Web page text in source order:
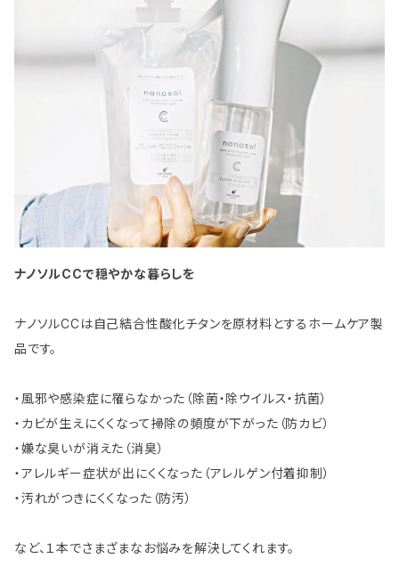
ナノソルCCで穏やかな暮らしを
ナノソルCCは自己結合性酸化チタンを原材料とするホームケア製
品です。
・風邪や感染症に罹らなかった（除菌・除ウイルス・抗菌）
・カビが生えにくくなって掃除の頻度が下がった（防カビ）
・嫌な臭いが消えた（消臭）
・アレルギー症状が出にくくなった（アレルゲン付着抑制）
・汚れがつきにくくなった（防汚）
など、１本でさまざまなお悩みを解決してくれます。